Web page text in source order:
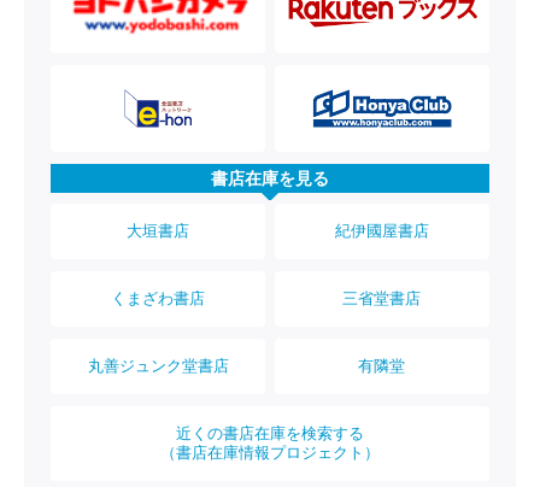
書店在庫を見る
大垣書店 紀伊國屋書店
くまざわ書店 三省堂書店
丸善ジュンク堂書店 有隣堂
近くの書店在庫を検索する
（書店在庫情報プロジェクト）